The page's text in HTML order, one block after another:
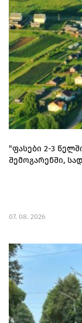
"ფასები 2-3
შემოგარენში,
07. 08. 2026